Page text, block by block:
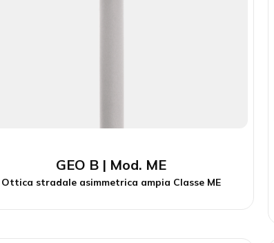
GEO B | Mod. ME
Ottica stradale asimmetrica ampia Classe ME